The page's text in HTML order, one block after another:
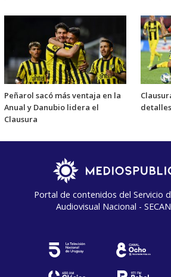
Peñarol sacó más ventaja en la
Anual y Danubio lidera el
Clausura
Portal de contenidos del Servicio
Audiovisual Nacional -